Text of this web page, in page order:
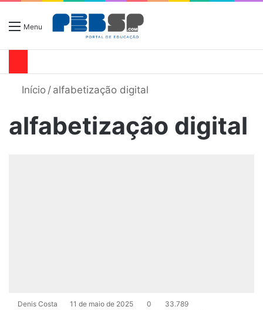
Menu
Início / alfabetização digital
alfabetização digital
Denis Costa 11 de maio de 2025 0 33.789